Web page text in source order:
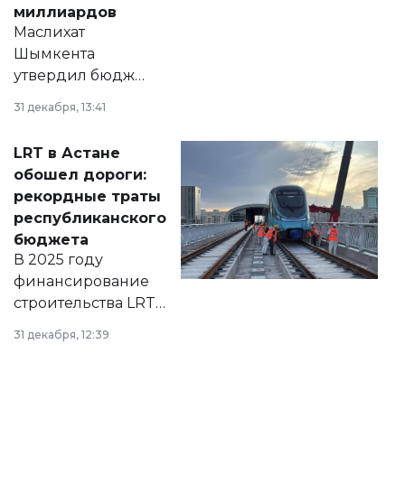
миллиардов
Маслихат
Шымкента
утвердил бюджет
города на 2026–
2028 годы.
документ
появился в базе
нормативных
правовых актов и
на сайте маслихат
города.
31 декабря, 13:41
LRT в Астане
обошел дороги:
рекордные траты
республиканского
бюджета
В 2025 году
финансирование
строительства LRT
в Астане из
республиканского
31 декабря, 12:39